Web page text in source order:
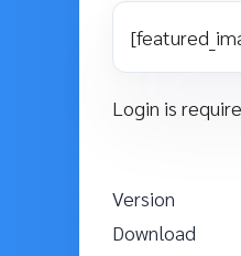
Login is
Version
Download